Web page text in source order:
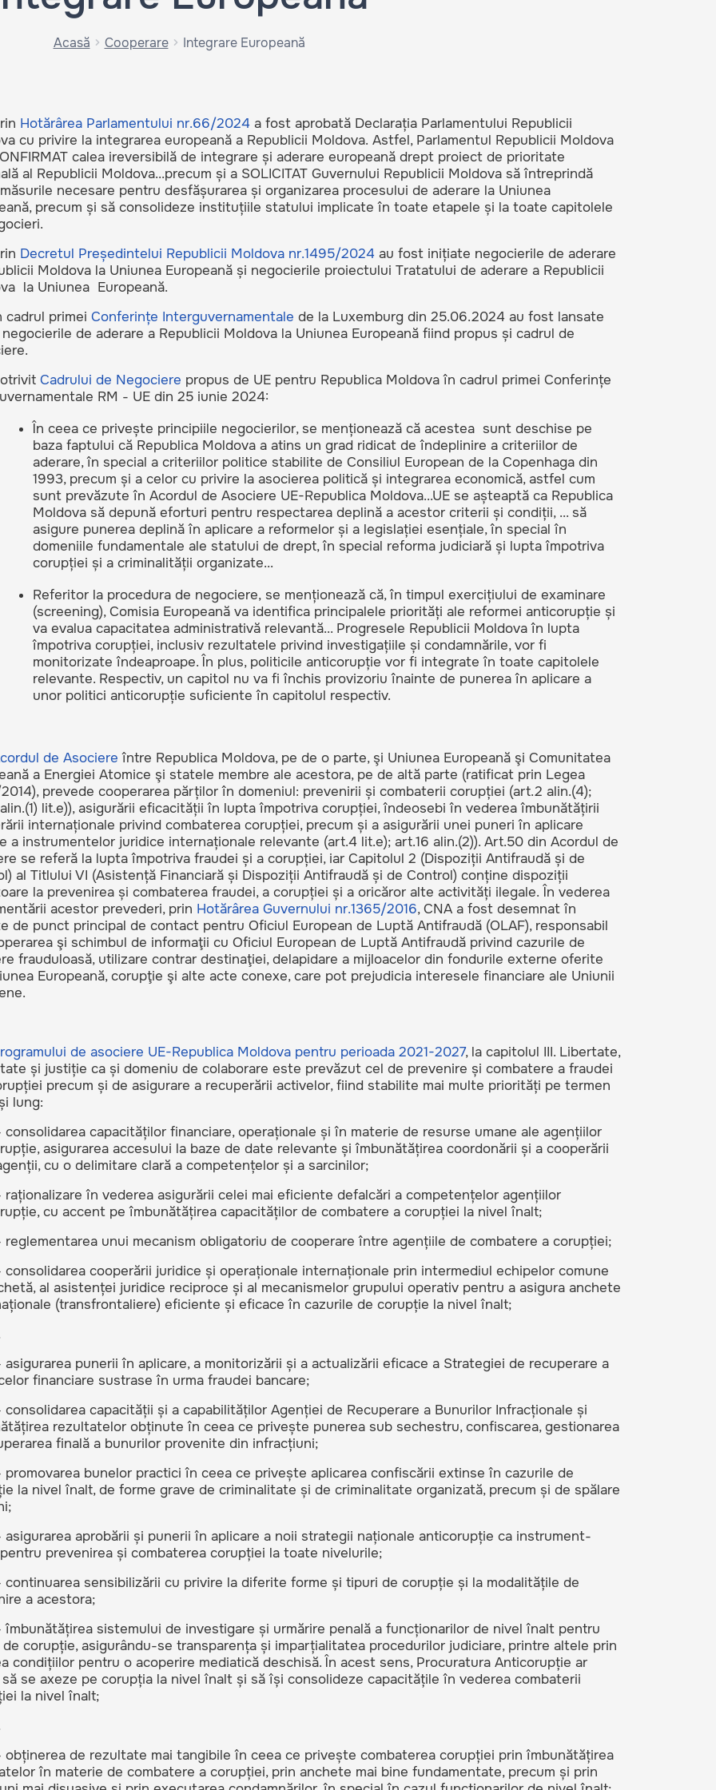
Acasă Cooperare Integrare Europeană
Hotărârea Parlamentului nr.66/2024 a fost aprobată Declarația Parlamentului Republicii
cu privire la integrarea europeană a Republicii Moldova. Astfel, Parlamentul Republicii Moldova
calea ireversibilă de integrare și aderare europeană drept proiect de prioritate
al Republicii Moldova...precum și a SOLICITAT Guvernului Republicii Moldova să întreprindă
necesare pentru desfășurarea și organizarea procesului de aderare la Uniunea
precum și să consolideze instituțiile statului implicate în toate etapele și la toate capitolele
Decretul Președintelui Republicii Moldova nr.1495/2024 au fost inițiate negocierile de aderare
Moldova la Uniunea Europeană și negocierile proiectului Tratatului de aderare a Republicii
la Uniunea Europeană.
cadrul primeiConferințe Interguvernamentale de la Luxemburg din 25.06.2024 au fost lansate
de aderare a Republicii Moldova la Uniunea Europeană fiind propus și cadrul de
Cadrului de Negociere propus de UE pentru Republica Moldova în cadrul primei Conferințe
RM - UE din 25 iunie 2024:
În ceea ce privește principiile negocierilor, se menționează că acestea sunt deschise pe
baza faptului că Republica Moldova a atins un grad ridicat de îndeplinire a criteriilor de
aderare, în special a criteriilor politice stabilite de Consiliul European de la Copenhaga din
1993, precum și a celor cu privire la asocierea politică și integrarea economică, astfel cum
sunt prevăzute în Acordul de Asociere UE-Republica Moldova...UE se așteaptă ca Republica
Moldova să depună eforturi pentru respectarea deplină a acestor criterii și condiții, ... să
asigure punerea deplină în aplicare a reformelor și a legislației esențiale, în special în
domeniile fundamentale ale statului de drept, în special reforma judiciară și lupta împotriva
corupției și a criminalității organizate...
Referitor la procedura de negociere, se menționează că, în timpul exercițiului de examinare
(screening), Comisia Europeană va identifica principalele priorități ale reformei anticorupție și
va evalua capacitatea administrativă relevantă... Progresele Republicii Moldova în lupta
împotriva corupției, inclusiv rezultatele privind investigațiile și condamnările, vor fi
monitorizate îndeaproape. În plus, politicile anticorupție vor fi integrate în toate capitolele
relevante. Respectiv, un capitol nu va fi închis provizoriu înainte de punerea în aplicare a
unor politici anticorupție suficiente în capitolul respectiv.
de Asociere între Republica Moldova, pe de o parte, şi Uniunea Europeană şi Comunitatea
a Energiei Atomice şi statele membre ale acestora, pe de altă parte (ratificat prin Legea
2014), prevede cooperarea părților în domeniul: prevenirii și combaterii corupției (art.2 alin.(4);
lit.e)), asigurării eficacității în lupta împotriva corupției, îndeosebi în vederea îmbunătățirii
internaționale privind combaterea corupției, precum și a asigurării unei puneri în aplicare
a instrumentelor juridice internaționale relevante (art.4 lit.e); art.16 alin.(2)). Art.50 din Acordul de
se referă la lupta împotriva fraudei și a corupției, iar Capitolul 2 (Dispoziții Antifraudă și de
al Titlului VI (Asistență Financiară și Dispoziții Antifraudă și de Control) conține dispoziții
la prevenirea și combaterea fraudei, a corupției și a oricăror alte activități ilegale. În vederea
acestor prevederi, prin Hotărârea Guvernului nr.1365/2016, CNA a fost desemnat în
de punct principal de contact pentru Oficiul European de Luptă Antifraudă (OLAF), responsabil
şi schimbul de informaţii cu Oficiul European de Luptă Antifraudă privind cazurile de
frauduloasă, utilizare contrar destinaţiei, delapidare a mijloacelor din fondurile externe oferite
Europeană, corupţie şi alte acte conexe, care pot prejudicia interesele financiare ale Uniunii
de asociere UE-Republica Moldova pentru perioada 2021-2027, la capitolul III. Libertate,
și justiție ca și domeniu de colaborare este prevăzut cel de prevenire și combatere a fraudei
precum și de asigurare a recuperării activelor, fiind stabilite mai multe priorități pe termen
lung:
consolidarea capacităților financiare, operaționale și în materie de resurse umane ale agențiilor
asigurarea accesului la baze de date relevante și îmbunătățirea coordonării și a cooperării
cu o delimitare clară a competențelor și a sarcinilor;
raționalizare în vederea asigurării celei mai eficiente defalcări a competențelor agențiilor
cu accent pe îmbunătățirea capacităților de combatere a corupției la nivel înalt;
reglementarea unui mecanism obligatoriu de cooperare între agențiile de combatere a corupției;
consolidarea cooperării juridice și operaționale internaționale prin intermediul echipelor comune
al asistenței juridice reciproce și al mecanismelor grupului operativ pentru a asigura anchete
(transfrontaliere) eficiente și eficace în cazurile de corupție la nivel înalt;
asigurarea punerii în aplicare, a monitorizării și a actualizării eficace a Strategiei de recuperare a
financiare sustrase în urma fraudei bancare;
consolidarea capacității și a capabilităților Agenției de Recuperare a Bunurilor Infracționale și
rezultatelor obținute în ceea ce privește punerea sub sechestru, confiscarea, gestionarea
finală a bunurilor provenite din infracțiuni;
promovarea bunelor practici în ceea ce privește aplicarea confiscării extinse în cazurile de
la nivel înalt, de forme grave de criminalitate și de criminalitate organizată, precum și de spălare
asigurarea aprobării și punerii în aplicare a noii strategii naționale anticorupție ca instrument-
prevenirea și combaterea corupției la toate nivelurile;
continuarea sensibilizării cu privire la diferite forme și tipuri de corupție și la modalitățile de
a acestora;
îmbunătățirea sistemului de investigare și urmărire penală a funcționarilor de nivel înalt pentru
de corupție, asigurându-se transparența și imparțialitatea procedurilor judiciare, printre altele prin
condițiilor pentru o acoperire mediatică deschisă. În acest sens, Procuratura Anticorupție ar
se axeze pe corupția la nivel înalt și să își consolideze capacitățile în vederea combaterii
la nivel înalt;
obținerea de rezultate mai tangibile în ceea ce privește combaterea corupției prin îmbunătățirea
în materie de combatere a corupției, prin anchete mai bine fundamentate, precum și prin